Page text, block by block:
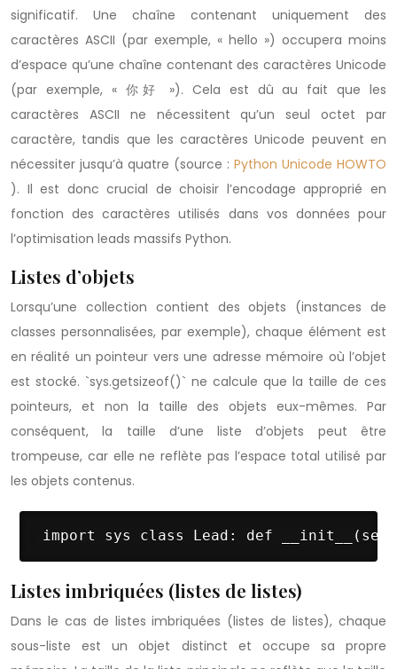
significatif. Une chaîne contenant uniquement des
caractères ASCII (par exemple, « hello ») occupera moins
d’espace qu’une chaîne contenant des caractères Unicode
(par exemple, « 你好 »). Cela est dû au fait que les
caractères ASCII ne nécessitent qu’un seul octet par
caractère, tandis que les caractères Unicode peuvent en
nécessiter jusqu’à quatre (source : Python Unicode HOWTO
). Il est donc crucial de choisir l’encodage approprié en
fonction des caractères utilisés dans vos données pour
l’optimisation leads massifs Python.
Listes d’objets
Lorsqu’une collection contient des objets (instances de
classes personnalisées, par exemple), chaque élément est
en réalité un pointeur vers une adresse mémoire où l’objet
est stocké. `sys.getsizeof()` ne calcule que la taille de ces
pointeurs, et non la taille des objets eux-mêmes. Par
conséquent, la taille d’une liste d’objets peut être
trompeuse, car elle ne reflète pas l’espace total utilisé par
les objets contenus.
import sys class Lead: def
Listes imbriquées (listes de listes)
Dans le cas de listes imbriquées (listes de listes), chaque
sous-liste est un objet distinct et occupe sa propre